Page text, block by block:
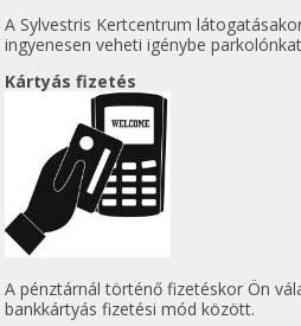
A Sylvestris Kertcentrum
ingyenesen veheti igénybe
Kártyás fizetés
A pénztárnál történő fizetéskor Ön
bankkártyás fizetési mód között.